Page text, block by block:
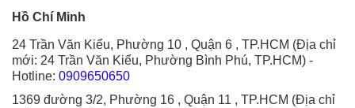
Hồ Chí Minh
24 Trần Văn Kiểu, Phường 10 , Quận 6 , TP.HCM (Địa chỉ
mới: 24 Trần Văn Kiểu, Phường Bình Phú, TP.HCM) -
Hotline: 0909650650
1369 đường 3/2, Phường 16 , Quận 11 , TP.HCM (Địa chỉ